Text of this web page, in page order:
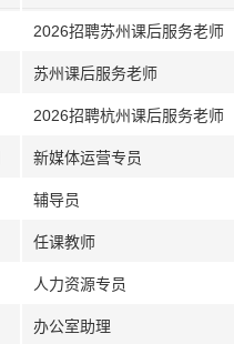
2026招聘苏州课后服务老师
苏州课后服务老师
2026招聘杭州课后服务老师
新媒体运营专员
辅导员
任课教师
人力资源专员
办公室助理